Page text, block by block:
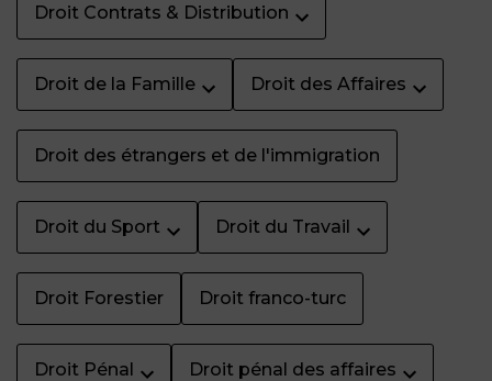
Droit Contrats & Distribution
Droit de la Famille Droit des Affaires
Droit des étrangers et de l'immigration
Droit du Sport Droit du Travail
Droit Forestier Droit franco-turc
Droit Pénal Droit pénal des affaires